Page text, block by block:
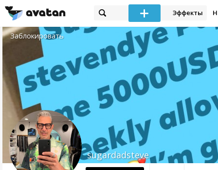
Эффекты
Заблокировать
sugardadsteve